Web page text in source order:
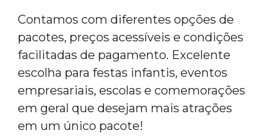
Contamos com diferentes opções de
pacotes, preços acessíveis e condições
facilitadas de pagamento. Excelente
escolha para festas infantis, eventos
empresariais, escolas e comemorações
em geral que desejam mais atrações
em um único pacote!